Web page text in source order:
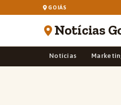
GOIÁS
Notícias
Notícias